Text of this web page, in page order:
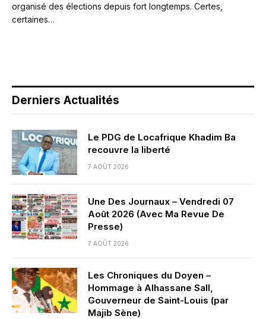
organisé des élections depuis fort longtemps. Certes,
certaines…
Derniers Actualités
Le PDG de Locafrique Khadim Ba
recouvre la liberté
7 AOÛT 2026
Une Des Journaux – Vendredi 07
Août 2026 (Avec Ma Revue De
Presse)
7 AOÛT 2026
Les Chroniques du Doyen –
Hommage à Alhassane Sall,
Gouverneur de Saint-Louis (par
Majib Sène)